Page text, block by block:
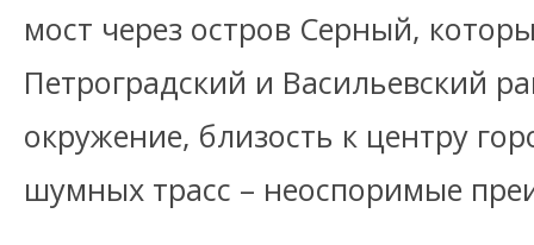
мост через остров Серный,
Петроградский и Васильевский
окружение, близость к центру
шумных трасс – неоспоримые